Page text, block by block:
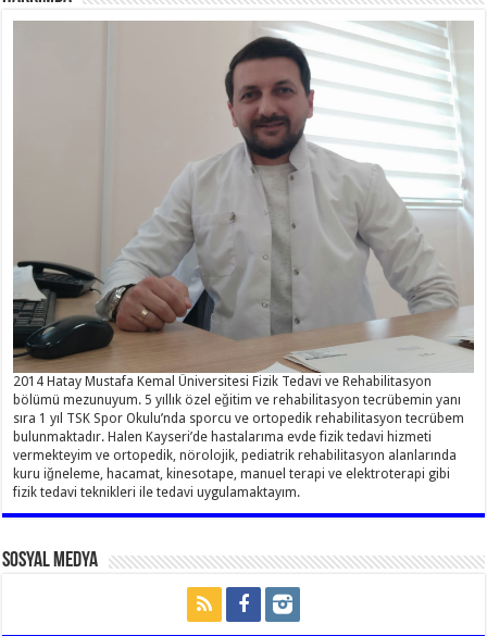
2014 Hatay Mustafa Kemal Üniversitesi Fizik Tedavi ve Rehabilitasyon
bölümü mezunuyum. 5 yıllık özel eğitim ve rehabilitasyon tecrübemin yanı
sıra 1 yıl TSK Spor Okulu’nda sporcu ve ortopedik rehabilitasyon tecrübem
bulunmaktadır. Halen Kayseri’de hastalarıma evde fizik tedavi hizmeti
vermekteyim ve ortopedik, nörolojik, pediatrik rehabilitasyon alanlarında
kuru iğneleme, hacamat, kinesotape, manuel terapi ve elektroterapi gibi
fizik tedavi teknikleri ile tedavi uygulamaktayım.
Sosyal Medya